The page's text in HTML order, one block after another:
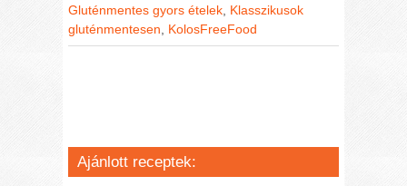
Gluténmentes gyors ételek, Klasszikusok
gluténmentesen, KolosFreeFood
Ajánlott receptek: